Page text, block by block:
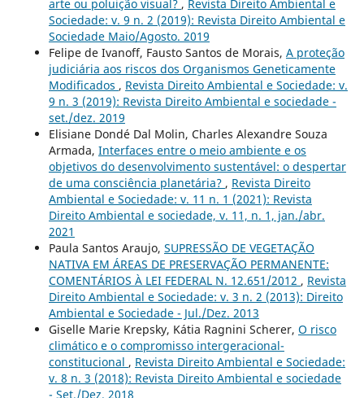
arte ou poluição visual? , Revista Direito Ambiental e
Sociedade: v. 9 n. 2 (2019): Revista Direito Ambiental e
Sociedade Maio/Agosto. 2019
Felipe de Ivanoff, Fausto Santos de Morais, A proteção
judiciária aos riscos dos Organismos Geneticamente
Modificados , Revista Direito Ambiental e Sociedade: v.
9 n. 3 (2019): Revista Direito Ambiental e sociedade -
set./dez. 2019
Elisiane Dondé Dal Molin, Charles Alexandre Souza
Armada, Interfaces entre o meio ambiente e os
objetivos do desenvolvimento sustentável: o despertar
de uma consciência planetária? , Revista Direito
Ambiental e Sociedade: v. 11 n. 1 (2021): Revista
Direito Ambiental e sociedade, v. 11, n. 1, jan./abr.
2021
Paula Santos Araujo, SUPRESSÃO DE VEGETAÇÃO
NATIVA EM ÁREAS DE PRESERVAÇÃO PERMANENTE:
COMENTÁRIOS À LEI FEDERAL N. 12.651/2012 , Revista
Direito Ambiental e Sociedade: v. 3 n. 2 (2013): Direito
Ambiental e Sociedade - Jul./Dez. 2013
Giselle Marie Krepsky, Kátia Ragnini Scherer, O risco
climático e o compromisso intergeracional-
constitucional , Revista Direito Ambiental e Sociedade:
v. 8 n. 3 (2018): Revista Direito Ambiental e sociedade
- Set./Dez. 2018